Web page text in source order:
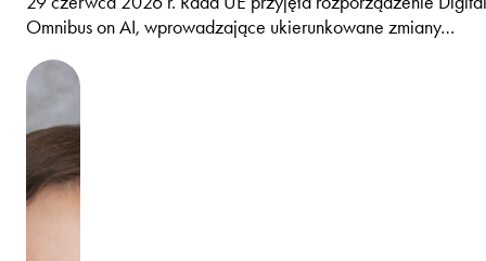
Omnibus on AI, wprowadzające ukierunkowane zmiany…